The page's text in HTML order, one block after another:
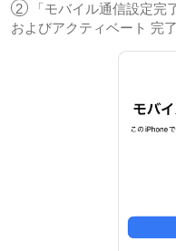
2
「モバイル通信設定
およびアクティベート 完了